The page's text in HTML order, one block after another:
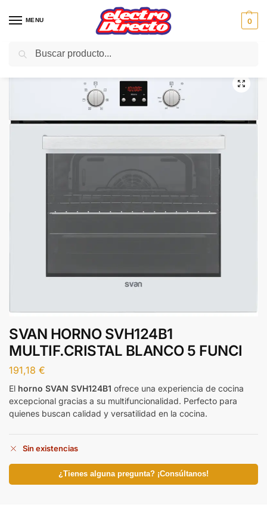
MENU 0
Inicio Gama blanca Hornos
SVAN HORNO SVH124B1
MULTIF.CRISTAL BLANCO 5 FUNCI
191,18 €
El horno SVAN SVH124B1 ofrece una experiencia de cocina
excepcional gracias a su multifuncionalidad. Perfecto para
quienes buscan calidad y versatilidad en la cocina.
Sin existencias
¿Tienes alguna pregunta? ¡Consúltanos!